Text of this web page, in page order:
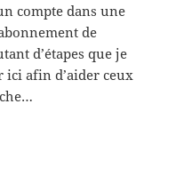
compte dans une
de
d’étapes que je
ici afin d’aider ceux